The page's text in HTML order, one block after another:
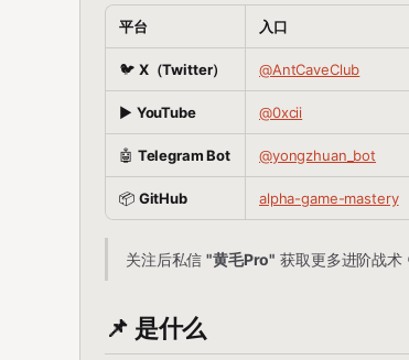
平台 入口
🐦 X（Twitter） @AntCaveClub
▶️ YouTube @0xcii
🤖 Telegram Bot @yongzhuan_bot
📦 GitHub alpha-game-mastery
关注后私信"黄毛Pro" 获取更多进阶战术
📌 是什么